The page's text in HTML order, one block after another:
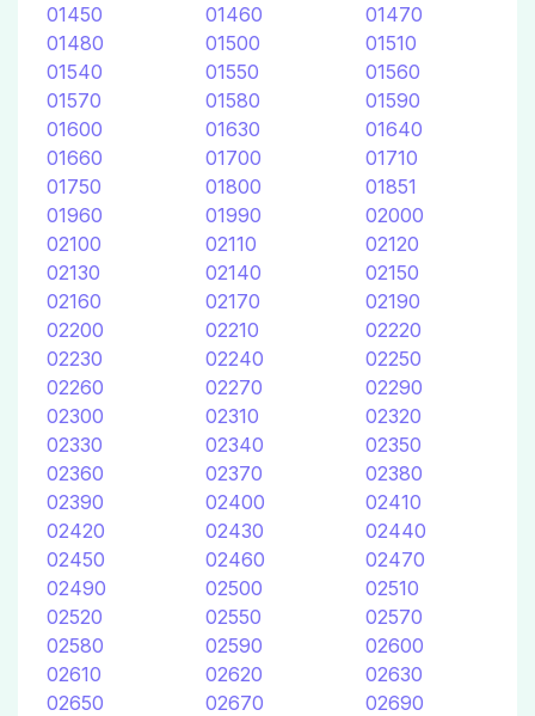
01450
01460
01470
01480
01500
01510
01540
01550
01560
01570
01580
01590
01600
01630
01640
01660
01700
01710
01750
01800
01851
01960
01990
02000
02100
02110
02120
02130
02140
02150
02160
02170
02190
02200
02210
02220
02230
02240
02250
02260
02270
02290
02300
02310
02320
02330
02340
02350
02360
02370
02380
02390
02400
02410
02420
02430
02440
02450
02460
02470
02490
02500
02510
02520
02550
02570
02580
02590
02600
02610
02620
02630
02650
02670
02690